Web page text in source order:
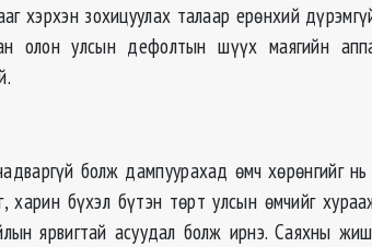
хэрхэн зохицуулах талаар ерөнхий
олон улсын дефолтын шүүх маягийн
болж дампуурахад өмч хөрөнгийг нь
харин бүхэл бүтэн төрт улсын өмчийг
ярвигтай асуудал болж ирнэ. Саяхны